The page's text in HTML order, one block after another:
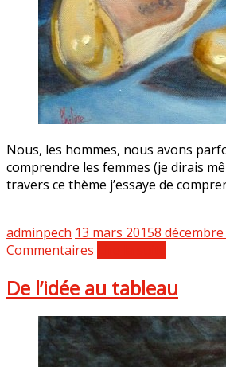
Nous, les hommes, nous avons
comprendre les femmes (je dirais
travers ce thème j’essaye de
adminpech 13 mars 20158 décembre
Commentaires
De l’idée au tableau